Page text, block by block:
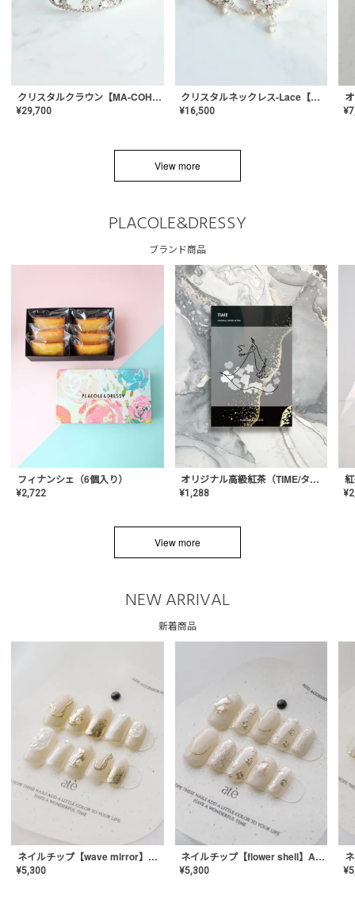
クリスタルクラウン【MA-COHD-01】韓国風クラウン/ウェディングクラウン/ティアラ
¥29,700
クリスタルネックレス-Lace【MA-CONL-02】
¥16,500 ¥
View more
PLACOLE&DRESSY
ブランド商品
フィナンシェ（6個入り）
¥2,722
オリジナル高級紅茶（TIME/タイム）【ギフト/プチギフト/プレゼント/内祝い/結婚式/オリジナル配合/高品質/ハーブティー/茶葉/記念日/お返し/手土産/美容/おしゃれ】
¥1,288 ¥
View more
NEW ARRIVAL
新着商品
ネイルチップ【wave mirror】AE-CONA-04
¥5,300
ネイルチップ【flower shell】AE-CONA-03
¥5,300 ¥